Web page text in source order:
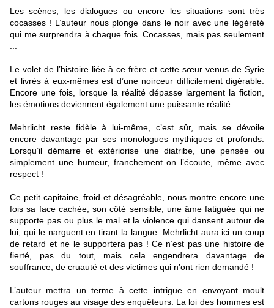
Les scènes, les dialogues ou encore les situations sont très
cocasses ! L’auteur nous plonge dans le noir avec une légèreté
qui me surprendra à chaque fois. Cocasses, mais pas seulement
Le volet de l’histoire liée à ce frère et cette sœur venus de Syrie
et livrés à eux-mêmes est d’une noirceur difficilement digérable.
Encore une fois, lorsque la réalité dépasse largement la fiction,
les émotions deviennent également une puissante réalité.
Mehrlicht reste fidèle à lui-même, c’est sûr, mais se dévoile
encore davantage par ses monologues mythiques et profonds.
Lorsqu’il démarre et extériorise une diatribe, une pensée ou
simplement une humeur, franchement on l’écoute, même avec
respect !
Ce petit capitaine, froid et désagréable, nous montre encore une
fois sa face cachée, son côté sensible, une âme fatiguée qui ne
supporte pas ou plus le mal et la violence qui dansent autour de
lui, qui le narguent en tirant la langue. Mehrlicht aura ici un coup
de retard et ne le supportera pas ! Ce n’est pas une histoire de
fierté, pas du tout, mais cela engendrera davantage de
souffrance, de cruauté et des victimes qui n’ont rien demandé !
L’auteur mettra un terme à cette intrigue en envoyant moult
cartons rouges au visage des enquêteurs. La loi des hommes est